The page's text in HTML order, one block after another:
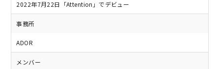
2022年7月22日「Attention」でデビュー
事務所
ADOR
メンバー